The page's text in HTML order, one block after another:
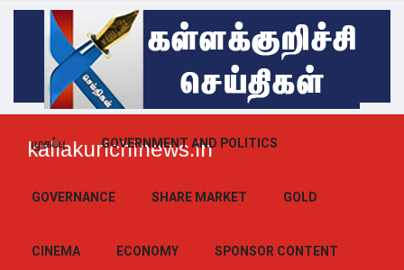
kallakurichinews.in
முகப்பு GOVERNMENT AND POLITICS
GOVERNANCE SHARE MARKET GOLD
CINEMA ECONOMY SPONSOR CONTENT